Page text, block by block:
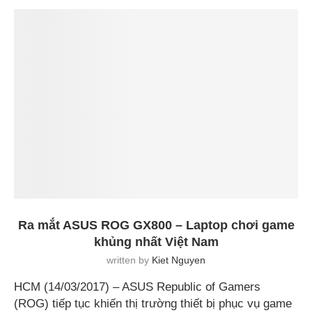
Ra mắt ASUS ROG GX800 – Laptop chơi game
khủng nhất Việt Nam
written by Kiet Nguyen
HCM (14/03/2017) – ASUS Republic of Gamers
(ROG) tiếp tục khiến thị trường thiết bị phục vụ game